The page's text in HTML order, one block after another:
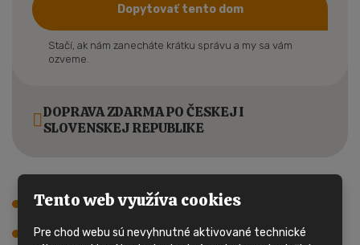
Dopytovať tento dom
Stačí, ak nám zanecháte krátku správu a my sa vám
ozveme.
DOPRAVA ZDARMA PO ČESKEJ I
SLOVENSKEJ REPUBLIKE
Dom má jeden vchod.
Hlavnú časť domu tvorí obývacia izba s
Tento web využíva cookies
Pre chod webu sú nevyhnutné aktivované technické